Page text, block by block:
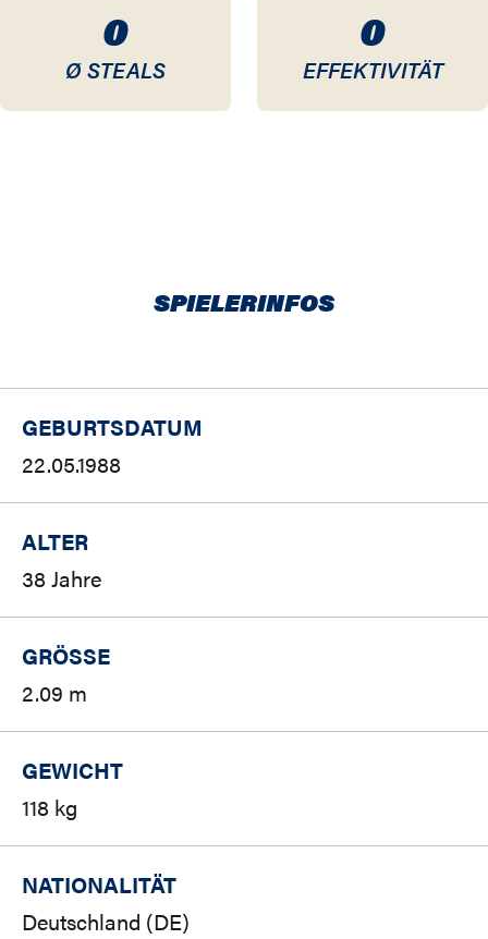
0
Ø STEALS
0
EFFEKTIVITÄT
SPIELERINFOS
GEBURTSDATUM
22.05.1988
ALTER
38 Jahre
GRÖSSE
2.09 m
GEWICHT
118 kg
NATIONALITÄT
Deutschland (DE)